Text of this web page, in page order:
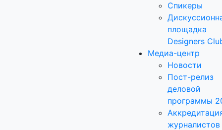
Спикеры
площадка
Designers
Медиа-центр
Новости
Пост-релиз
деловой
программы
журналистов